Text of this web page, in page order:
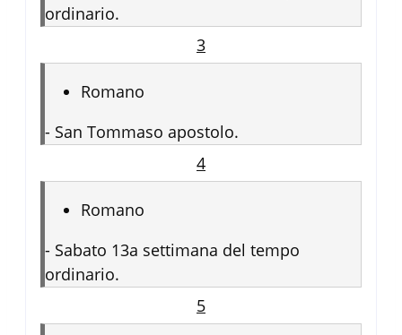
ordinario.
3
Romano
- San Tommaso apostolo.
4
Romano
- Sabato 13a settimana del tempo
ordinario.
5